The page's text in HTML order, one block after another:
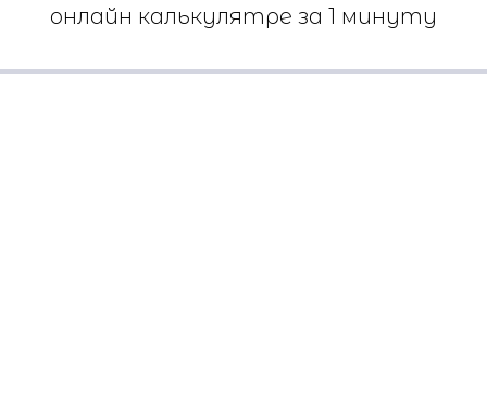
онлайн калькулятре за 1 минуту